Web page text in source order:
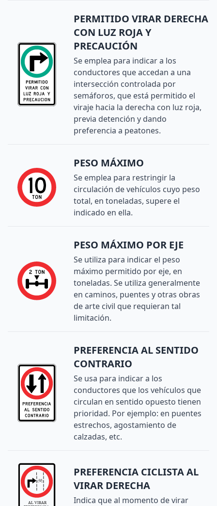
PERMITIDO VIRAR DERECHA
CON LUZ ROJA Y
PRECAUCIÓN
Se emplea para indicar a los
conductores que accedan a una
intersección controlada por
semáforos, que está permitido el
viraje hacia la derecha con luz roja,
previa detención y dando
preferencia a peatones.
PESO MÁXIMO
Se emplea para restringir la
circulación de vehículos cuyo peso
total, en toneladas, supere el
indicado en ella.
PESO MÁXIMO POR EJE
Se utiliza para indicar el peso
máximo permitido por eje, en
toneladas. Se utiliza generalmente
en caminos, puentes y otras obras
de arte civil que requieran tal
limitación.
PREFERENCIA AL SENTIDO
CONTRARIO
Se usa para indicar a los
conductores que los vehículos que
circulan en sentido opuesto tienen
prioridad. Por ejemplo: en puentes
estrechos, agostamiento de
calzadas, etc.
PREFERENCIA CICLISTA AL
VIRAR DERECHA
Indica que al momento de virar